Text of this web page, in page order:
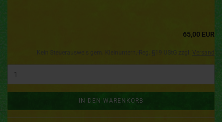
65,00 EUR
IN DEN WARENKORB